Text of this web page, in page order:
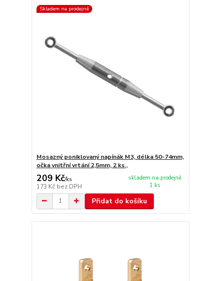
Skladem na prodejně
Mosazný poniklovaný napínák M3, délka 50-74mm,
očka vnitřní vrtání 2,5mm, 2 ks.,
209 Kč/ks
173 Kč bez DPH
skladem na prodejně
1 ks
Přidat do košíku